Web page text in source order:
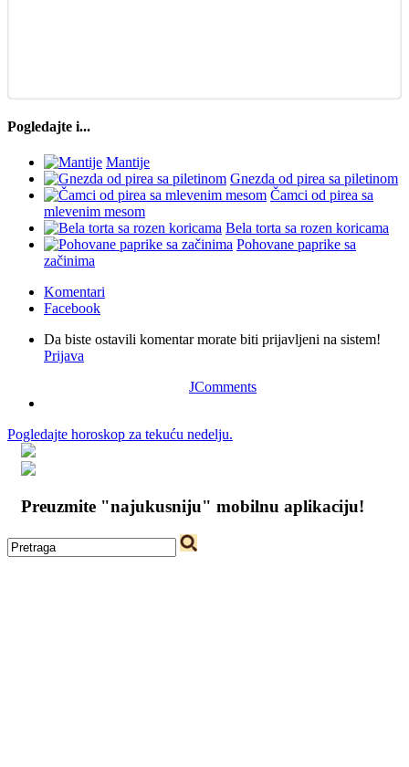
Pogledajte i...
Mantije
Gnezda od pirea sa piletinom
Čamci od pirea sa
mlevenim mesom
Bela torta sa rozen koricama
Pohovane paprike sa
začinima
Komentari
Facebook
Da biste ostavili komentar morate biti prijavljeni na sistem!
Prijava
JComments
Pogledajte horoskop za tekuću nedelju.
Preuzmite "najukusniju" mobilnu aplikaciju!